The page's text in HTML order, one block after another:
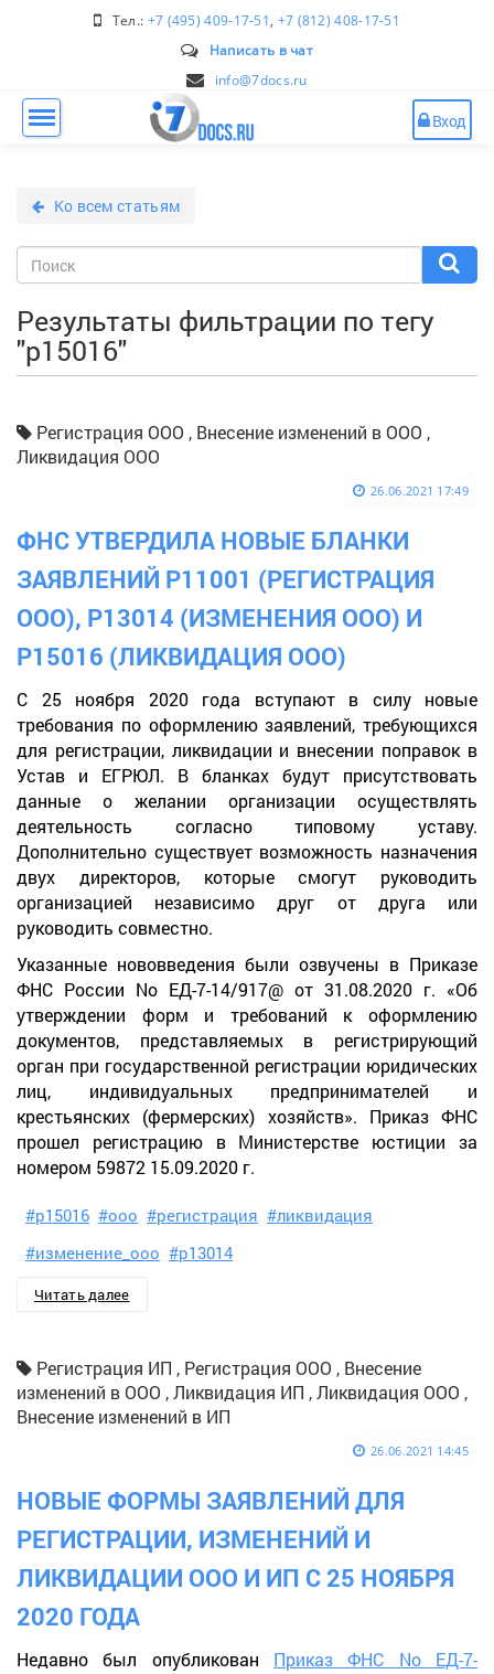
Тел.: +7 (495) 409-17-51, +7 (812) 408-17-51
Написать в чат
info@7docs.ru
Вход
Ко всем статьям
Результаты фильтрации по тегу
"р15016"
Регистрация ООО , Внесение изменений в ООО ,
Ликвидация ООО
26.06.2021 17:49
ФНС УТВЕРДИЛА НОВЫЕ БЛАНКИ
ЗАЯВЛЕНИЙ Р11001 (РЕГИСТРАЦИЯ
ООО), Р13014 (ИЗМЕНЕНИЯ ООО) И
Р15016 (ЛИКВИДАЦИЯ ООО)
С 25 ноября 2020 года вступают в силу новые
требования по оформлению заявлений, требующихся
для регистрации, ликвидации и внесении поправок в
Устав и ЕГРЮЛ. В бланках будут присутствовать
данные о желании организации осуществлять
деятельность согласно типовому уставу.
Дополнительно существует возможность назначения
двух директоров, которые смогут руководить
организацией независимо друг от друга или
руководить совместно.
Указанные нововведения были озвучены в Приказе
ФНС России No ЕД-7-14/917@ от 31.08.2020 г. «Об
утверждении форм и требований к оформлению
документов, представляемых в регистрирующий
орган при государственной регистрации юридических
лиц, индивидуальных предпринимателей и
крестьянских (фермерских) хозяйств». Приказ ФНС
прошел регистрацию в Министерстве юстиции за
номером 59872 15.09.2020 г.
#р15016 #ооо #регистрация #ликвидация
#изменение_ооо #р13014
Читать далее
Регистрация ИП , Регистрация ООО , Внесение
изменений в ООО , Ликвидация ИП , Ликвидация ООО ,
Внесение изменений в ИП
26.06.2021 14:45
НОВЫЕ ФОРМЫ ЗАЯВЛЕНИЙ ДЛЯ
РЕГИСТРАЦИИ, ИЗМЕНЕНИЙ И
ЛИКВИДАЦИИ ООО И ИП С 25 НОЯБРЯ
2020 ГОДА
Недавно был опубликован Приказ ФНС No ЕД-7-